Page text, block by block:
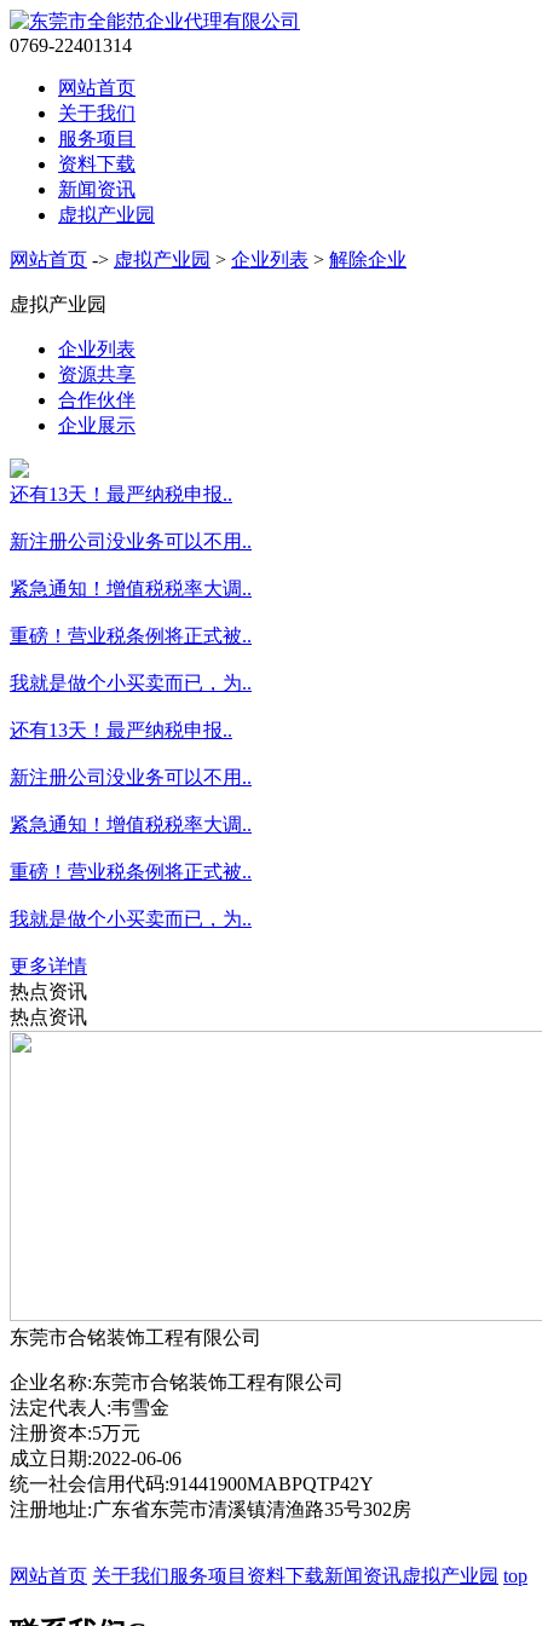
0769-22401314
网站首页
关于我们
服务项目
资料下载
新闻资讯
虚拟产业园
网站首页 -> 虚拟产业园 > 企业列表 > 解除企业
虚拟产业园
企业列表
资源共享
合作伙伴
企业展示
还有13天！最严纳税申报..
新注册公司没业务可以不用..
紧急通知！增值税税率大调..
重磅！营业税条例将正式被..
我就是做个小买卖而已，为..
还有13天！最严纳税申报..
新注册公司没业务可以不用..
紧急通知！增值税税率大调..
重磅！营业税条例将正式被..
我就是做个小买卖而已，为..
更多详情
热点资讯
热点资讯
东莞市合铭装饰工程有限公司
企业名称:东莞市合铭装饰工程有限公司
法定代表人:韦雪金
注册资本:5万元
成立日期:2022-06-06
统一社会信用代码:91441900MABPQTP42Y
注册地址:广东省东莞市清溪镇清渔路35号302房
网站首页 关于我们服务项目 资料下载新闻资讯虚拟产业园 top